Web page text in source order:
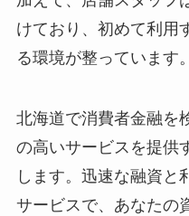
けており、初めて利用
る環境が整っています。
北海道で消費者金融を
の高いサービスを提供
します。迅速な融資と
サービスで、あなたの